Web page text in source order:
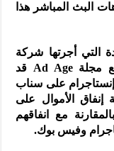
البث المباشر هذا
التي أجرتها شركة
الخدمات الاستثمارية RBC بالشراكة مع مجلة Ad Age قد
على سناب
إنفاق الأموال على
مع انفاقهم
وفيس بوك.